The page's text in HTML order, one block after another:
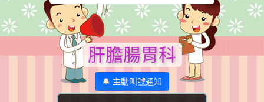
肝膽腸胃科
🔔 主動叫號通知